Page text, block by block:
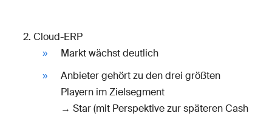
Cloud-ERP
Markt wächst deutlich
Anbieter gehört zu den drei größten
Playern im Zielsegment
→ Star (mit Perspektive zur späteren Cash